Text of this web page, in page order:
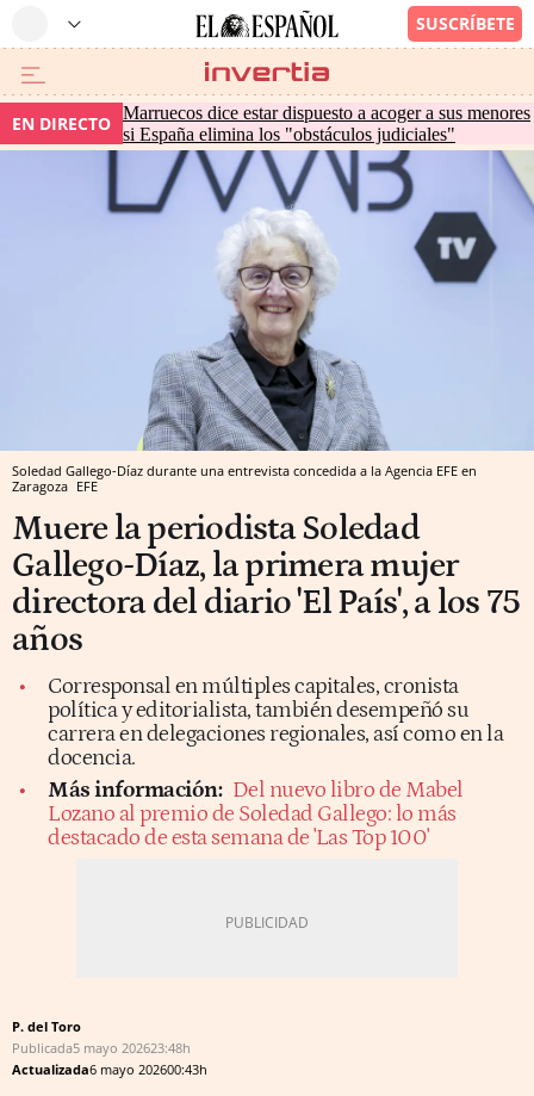
EN DIRECTO Marruecos dice estar dispuesto a acoger a sus menores
si España elimina los "obstáculos judiciales"
Soledad Gallego-Díaz durante una entrevista concedida a la Agencia EFE en
Zaragoza EFE
Muere la periodista Soledad
Gallego-Díaz, la primera mujer
directora del diario 'El País', a los 75
años
Corresponsal en múltiples capitales, cronista
política y editorialista, también desempeñó su
carrera en delegaciones regionales, así como en la
docencia.
Más información: Del nuevo libro de Mabel
Lozano al premio de Soledad Gallego: lo más
destacado de esta semana de 'Las Top 100'
P. del Toro
Publicada5 mayo 202623:48h
Actualizada6 mayo 202600:43h